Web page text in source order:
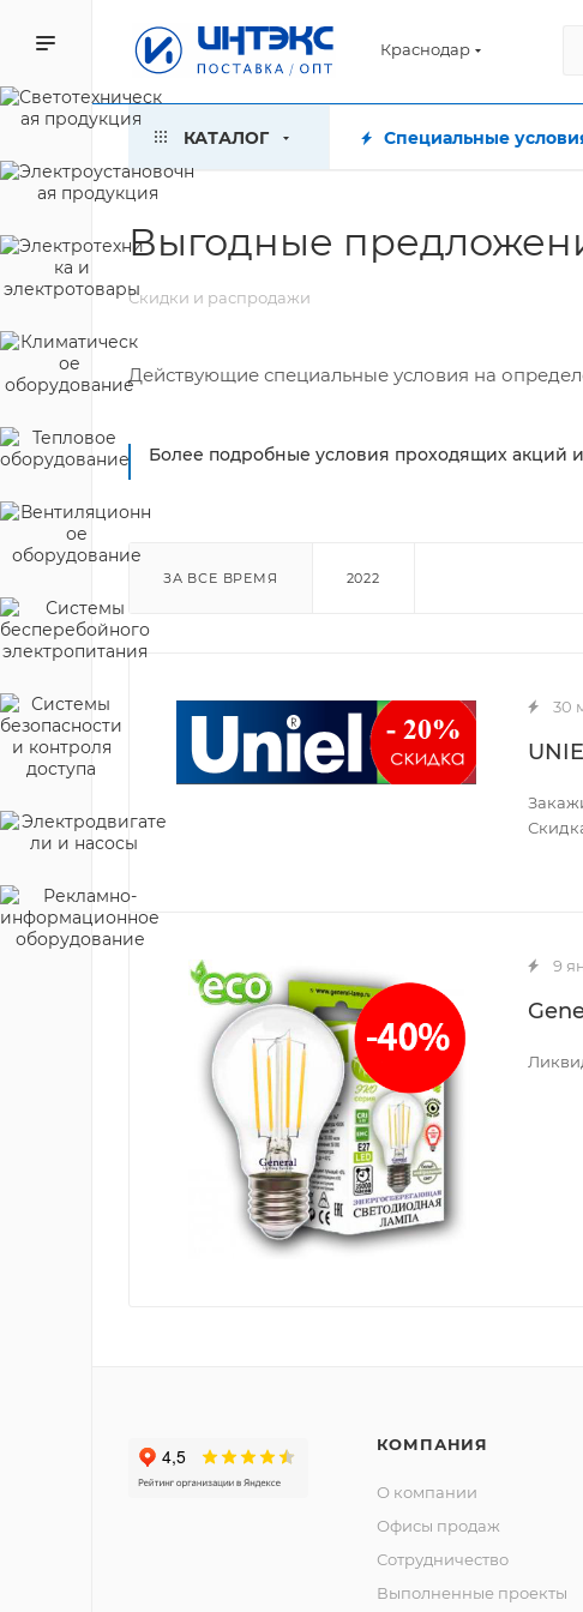
Краснодар
КАТАЛОГ Специальные
Выгодные
Скидки и распродажи
Действующие специальные условия на
Более подробные условия проходящих акций
ЗА ВСЕ ВРЕМЯ 2022
30
9
КОМПАНИЯ
О компании
Офисы продаж
Сотрудничество
Выполненные проекты